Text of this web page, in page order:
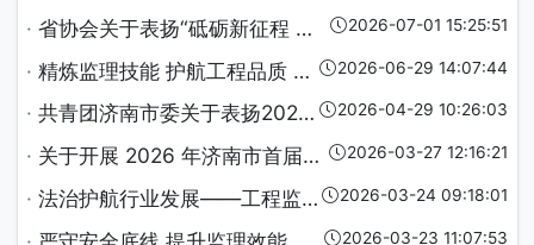
·
2026-07-14
关于公布2026年济南市首届工程监理技能提升大赛结果的通知
· 2026-07-01
省协会关于表扬“砥砺新征程 建功新时候”主题歌咏活动参赛单位及人员的通报
· 2026-06-29
精炼监理技能 护航工程品质 2026年济南市首届工程监理技能提升大赛圆满举办
· 2026-04-29
共青团济南市委关于表扬2025年度济南市青年工作表现突出集体和个人的通报
·关于开展 2026 年济南市首届工程监理技能提升大赛的通知